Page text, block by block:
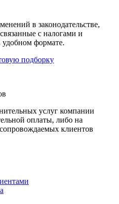
в законодательстве,
с налогами и
удобном формате.
подборку
услуг компании
оплаты, либо на
клиентов